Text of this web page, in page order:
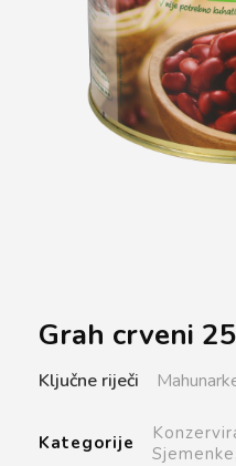
Grah crveni
Ključne riječi
Kategorije